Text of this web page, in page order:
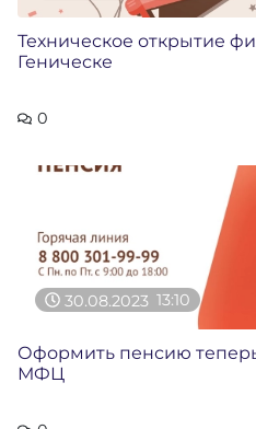
Техническое открытие
Геническе
0
30.08.2023 13:10
Оформить пенсию
МФЦ